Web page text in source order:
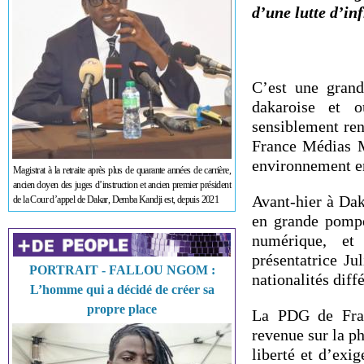
Magistrat à la retraite après plus de quarante années de carrière,
ancien doyen des juges d’instruction et ancien premier président
de la Cour d’appel de Dakar, Demba Kandji est, depuis 2021
PORTRAIT - FALLOU NGOM :
L’homme qui a décidé de créer sa
propre place
d’une lutte
C’est une
dakaroise et
sensiblement
France Médias
environnement
Avant-hier à
en grande
numérique,
présentatrice
nationalités
La PDG de
revenue sur la
liberté et